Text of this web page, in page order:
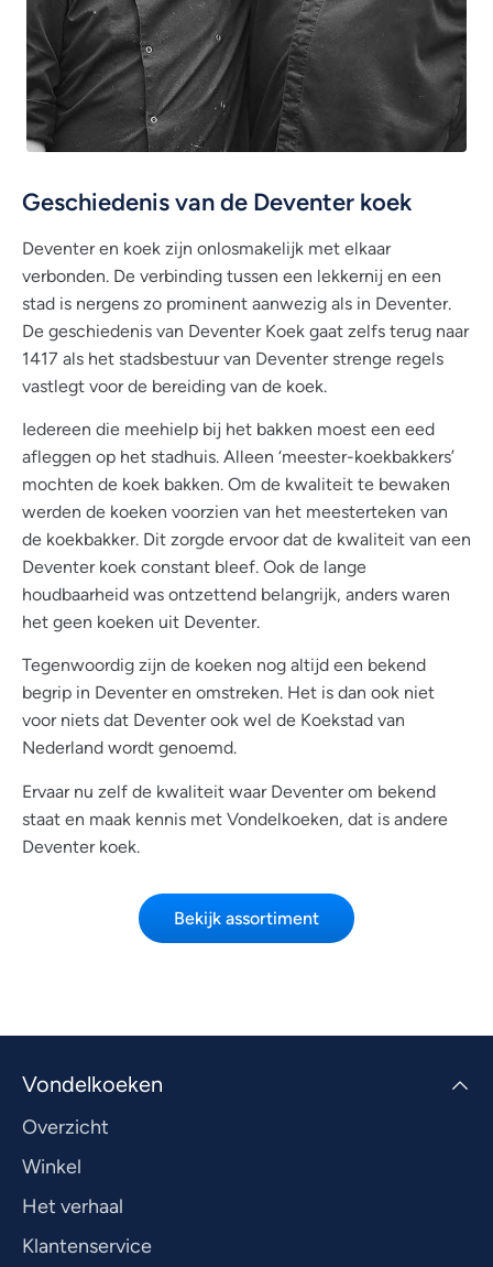
Geschiedenis van de Deventer koek
Deventer en koek zijn onlosmakelijk met elkaar
verbonden. De verbinding tussen een lekkernij en een
stad is nergens zo prominent aanwezig als in Deventer.
De geschiedenis van Deventer Koek gaat zelfs terug naar
1417 als het stadsbestuur van Deventer strenge regels
vastlegt voor de bereiding van de koek.
Iedereen die meehielp bij het bakken moest een eed
afleggen op het stadhuis. Alleen ‘meester-koekbakkers’
mochten de koek bakken. Om de kwaliteit te bewaken
werden de koeken voorzien van het meesterteken van
de koekbakker. Dit zorgde ervoor dat de kwaliteit van een
Deventer koek constant bleef. Ook de lange
houdbaarheid was ontzettend belangrijk, anders waren
het geen koeken uit Deventer.
Tegenwoordig zijn de koeken nog altijd een bekend
begrip in Deventer en omstreken. Het is dan ook niet
voor niets dat Deventer ook wel de Koekstad van
Nederland wordt genoemd.
Ervaar nu zelf de kwaliteit waar Deventer om bekend
staat en maak kennis met Vondelkoeken, dat is andere
Deventer koek.
Bekijk assortiment
Vondelkoeken
Overzicht
Winkel
Het verhaal
Klantenservice